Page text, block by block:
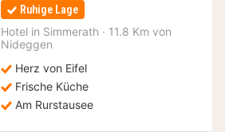
132,83
Ruhige Lage
Hotel in Simmerath · 11.8 Km von
Nideggen
Herz von Eifel
Frische Küche
Am Rurstausee